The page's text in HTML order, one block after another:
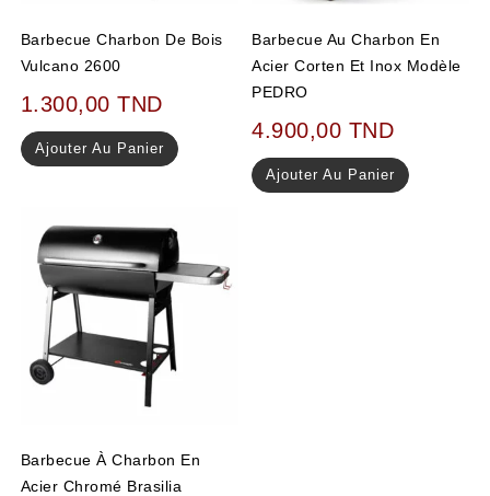
Barbecue Charbon De Bois
Vulcano 2600
1.300,00TND
Ajouter Au Panier
Barbecue Au Charbon En
Acier Corten Et Inox Modèle
PEDRO
4.900,00 TND
Ajouter Au Panier
Barbecue À Charbon En
Acier Chromé Brasilia